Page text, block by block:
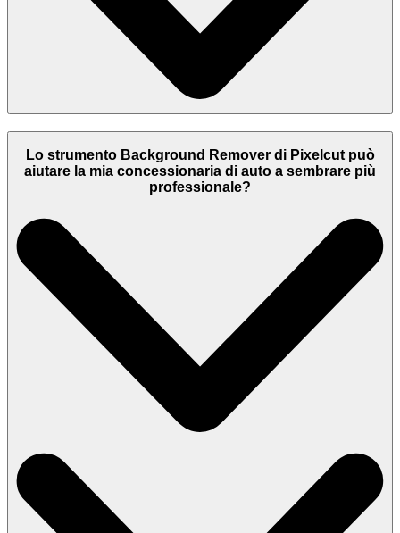
Lo strumento Background Remover di Pixelcut può
aiutare la mia concessionaria di auto a sembrare più
professionale?